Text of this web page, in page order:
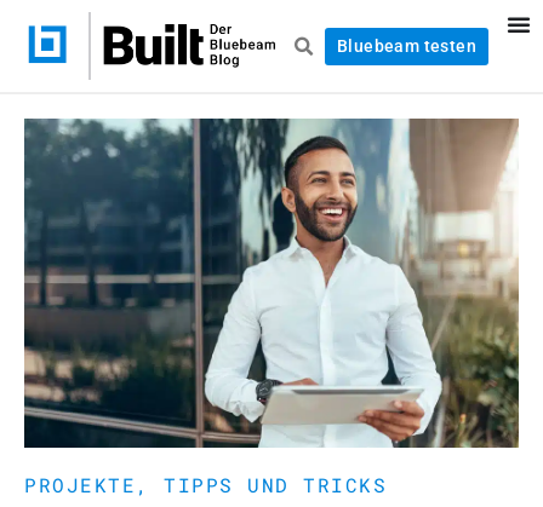
Bluebeam testen
PROJEKTE , TIPPS UND TRICKS